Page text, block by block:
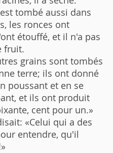
tombé aussi dans
les ronces ont
étouffé, et il n'a pas
fruit.
grains sont tombés
terre; ils ont donné
poussant et en se
et ils ont produit
cent pour un.»
«Celui qui a des
entendre, qu'il